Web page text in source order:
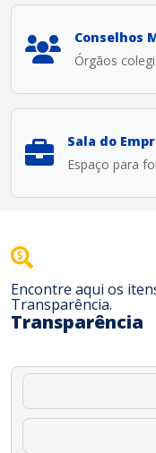
Conselhos
Órgãos
Sala do
Espaço para
Encontre aqui os
Transparência.
Transparência